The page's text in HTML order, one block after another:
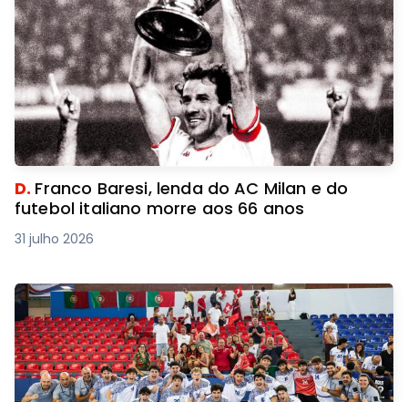
D. Franco Baresi, lenda do AC Milan e do
futebol italiano morre aos 66 anos
31 julho 2026